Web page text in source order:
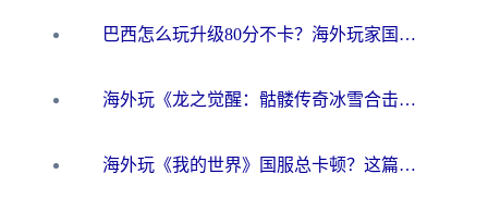
巴西怎么玩升级80分不卡？海外玩家国服游戏加速器终极指南（附避坑技巧）
海外玩《龙之觉醒：骷髅传奇冰雪合击》延迟高？这篇指南帮你解决卡顿烦恼！
海外玩《我的世界》国服总卡顿？这篇我的世界游戏加速器指南帮你解决所有问题